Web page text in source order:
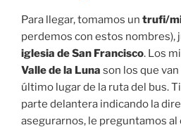
Para llegar, tomamos un trufi/
perdemos con estos nombres),
iglesia de San Francisco. Los
Valle de la Luna son los que van
último lugar de la ruta del bus.
parte delantera indicando la
asegurarnos, le preguntamos al